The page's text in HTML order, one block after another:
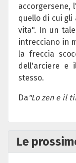
accorgersene,
quello di cui gli
vita". In un
intrecciano in
la freccia
dell'arciere e
stesso.
Da "Lo zen e il
Le